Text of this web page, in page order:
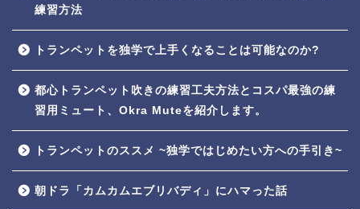
練習方法
トランペットを独学で上手くなることは可能なのか?
都心トランペット吹きの練習工夫方法とコスパ最強の練
習用ミュート、Okra Muteを紹介します。
トランペットのススメ ~独学ではじめたい方への手引き~
朝ドラ「カムカムエブリバディ」にハマった話